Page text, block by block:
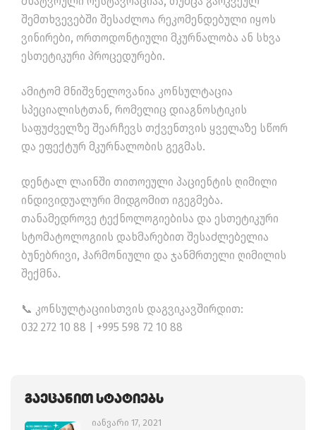
შემთხვევებში შესაძლოა რეკომენდებული იყოს
ვინირები, ორთოდონტიული მკურნალობა ან სხვა
ესთეტიკური პროცედურები.
ამიტომ მნიშვნელოვანია კონსულტაცია
სპეციალისტთან, რომელიც დიაგნოსტიკის
საფუძველზე შეარჩევს თქვენთვის ყველაზე სწორ
და ეფექტურ მკურნალობის გეგმას.
დენტალ ლაინში თითოეული პაციენტის ღიმილი
ინდივიდუალური მიდგომით იგეგმება.
თანამედროვე ტექნოლოგიებისა და ესთეტიკური
სტომატოლოგიის დახმარებით შესაძლებელია
ბუნებრივი, ჰარმონიული და ჯანმრთელი ღიმილის
შექმნა.
📞 კონსულტაციისთვის დაგვიკავშირდით:
032 272 10 88 | +995 598 72 10 88
Გაეცანით Სტატიებს
იანვარი 17, 2021